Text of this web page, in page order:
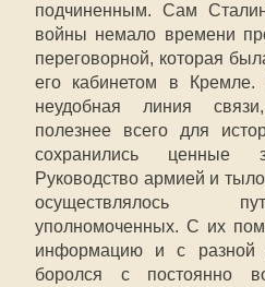
подчиненным. Сам
войны немало времени
переговорной, которая
его кабинетом в
неудобная линия
полезнее всего для
сохранились ценные
Руководство армией и
осуществлялось
уполномоченных. С их
информацию и с разной
боролся с постоянно